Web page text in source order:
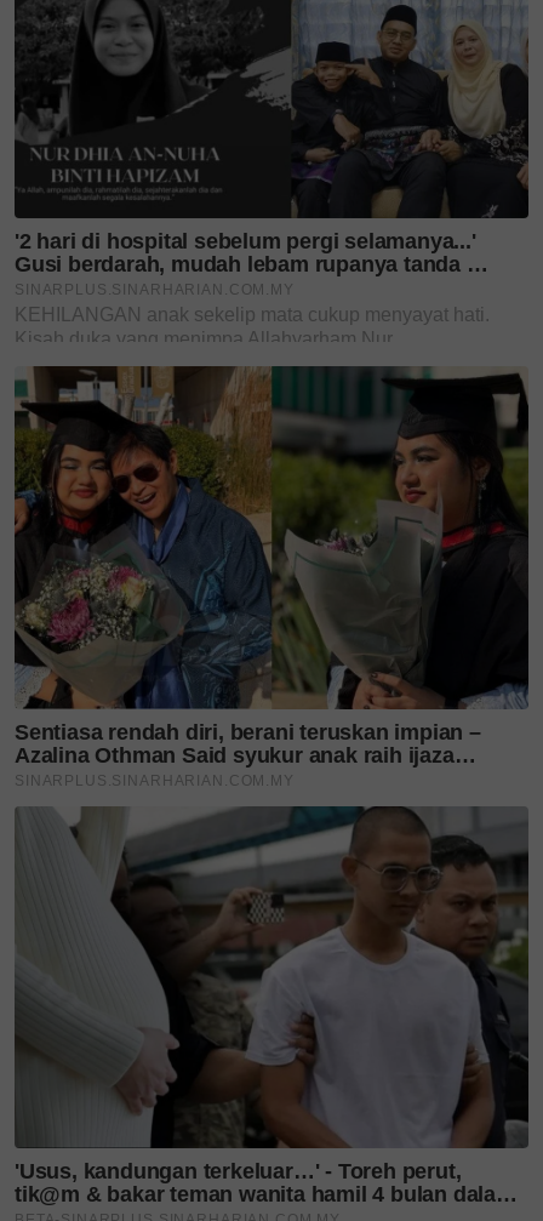
menemui jalan buntu dan kali terakhir membaca
WhatsApp pada telefon bimbitnya ialah pada 24
Ogos lalu.
Berikut adalah ciri-ciri fizikal Muhammad Ammar
iaitu berkulit cerah, berambut pendek dan lurus dan
ketinggian 175 sentimeter.
Sementara itu, Ketua Polis Daerah Serdang, Asisten
Komisioner Muhamad Farid Ahmad berkata, Polis
Daerah Serdang sedang menjalankan siasatan
Orang ramai yang mempunyai sebarang maklumat
berhubung lelai itu boleh tampil ke mana-mana balai
polis berdekatan atau terus menghubungi pegawai
penyiasat, Inspektor Mohd Sukri Che Mat di talian
03-80762222/03-80713136.
Sumber:Sinar Harian ,Berita Harian
Layari portalSinarPlusuntuk info terkini dan bermanfaat!
Twitter
YouTube&TikTok . Join grupTelegram kami
untuk info dan kisah penuh inspirasi
Jangan lupa dapatkan promosi istimewa
MAKANAN
KUCING TOMKRAF
yang kini sudah berada di 37
cawangan KK Super Mart terpilih di Shah Alam atau beli
secara online di platform
Shopee Karangkraf Mall sekarang
Anggota TUDM
Laskar Udara Kanan Muhammad Ammar Mohd Ariffin
Ummi Rafidah Abdul Samad